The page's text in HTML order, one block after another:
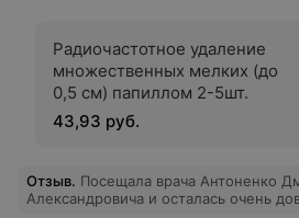
Радиочастотное удаление
множественных мелких (до
0,5 см) папиллом 2-5шт.
43,93 руб.
Отзыв. Посещала врача Антоненко
Александровича и осталась очень